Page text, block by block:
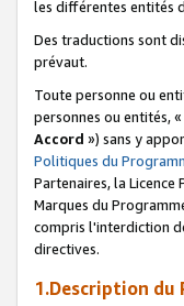
les différentes entités
Des traductions sont
prévaut.
Toute personne ou
personnes ou entités, «
Accord ») sans y
Politiques du
Partenaires, la
Marques du
compris l'interdiction
directives.
1.Description du